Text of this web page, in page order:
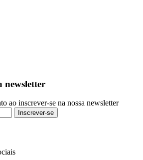
newsletter
ao inscrever-se na nossa newsletter
Inscrever-se